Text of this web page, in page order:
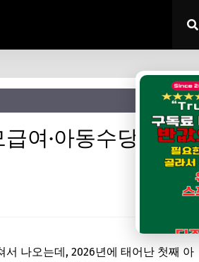
여·아동수당 (9세
나오는데, 2026년에 태어난 첫째 아